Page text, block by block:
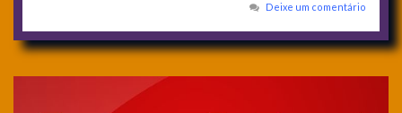
Deixe um comentário